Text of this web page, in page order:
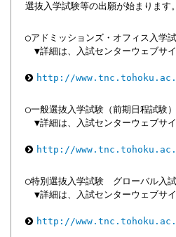
選抜入学試験等の出願が始まります。
◯アドミッションズ・オフィス入学
▼詳細は、入試センターウェブサイ
http://
◯一般選抜入学試験（前期日程試験）
▼詳細は、入試センターウェブサイ
http://
◯特別選抜入学試験 グローバル入
▼詳細は、入試センターウェブサイ
http://